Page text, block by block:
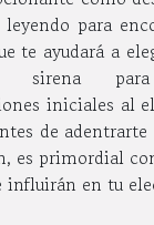
leyendo para
te ayudará a
para
iniciales al
de adentrarte
es primordial
influirán en tu